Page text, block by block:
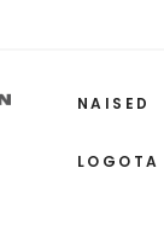
NAISED
LOGOTA